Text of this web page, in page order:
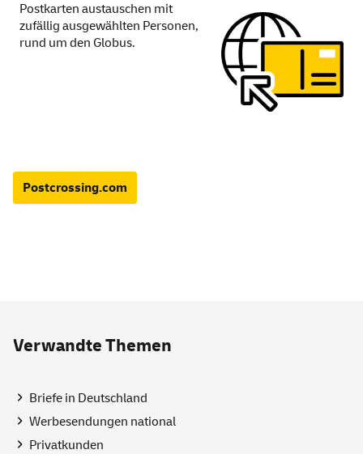
Postkarten austauschen mit
zufällig ausgewählten Personen,
rund um den Globus.
Postcrossing.com
Verwandte Themen
Briefe in Deutschland
Werbesendungen national
Privatkunden